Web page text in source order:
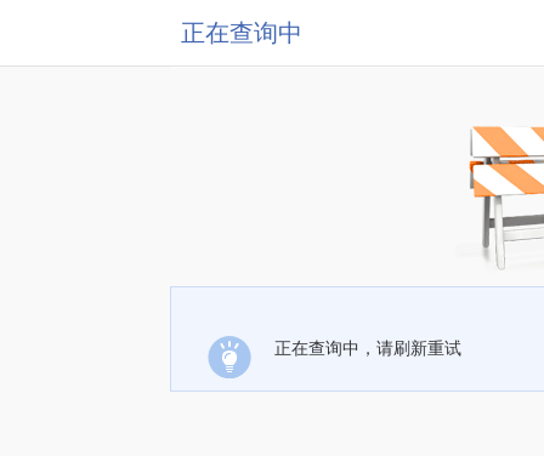
正在查询中
正在查询中，请刷新重试